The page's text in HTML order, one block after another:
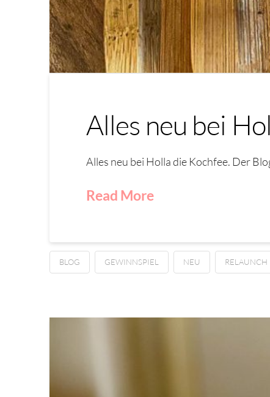
Alles neu bei
Alles neu bei Holla die Kochfee. Der
Read More
BLOG GEWINNSPIEL NEU RELAUNCH